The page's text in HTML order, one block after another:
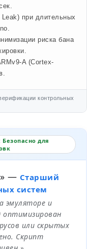
при длительных
риска бана
A (Cortex-
контрольных
Безопасно для
— Старший
систем
эмуляторе и
оптимизирован
или скрытых
Скрипт